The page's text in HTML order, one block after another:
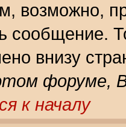
возможно,
сообщение.
внизу
форуме,
к началу